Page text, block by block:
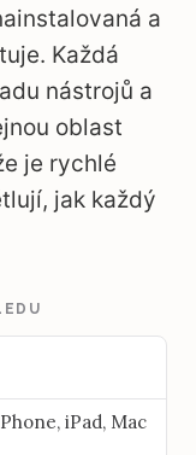
a
Každá
nástrojů a
oblast
je rychlé
jak každý
iPad, Mac